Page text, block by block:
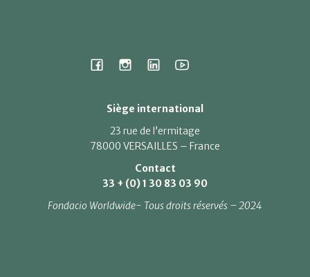
Siège international
23 rue de l’ermitage
78000 VERSAILLES – France
Contact
33 + (0) 1 30 83 03 90
Fondacio Worldwide- Tous droits réservés – 2024